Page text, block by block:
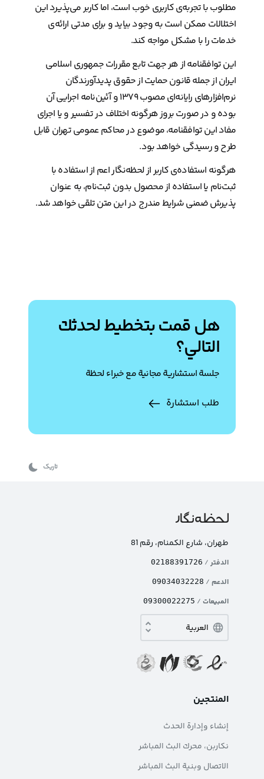
مطلوب با تجربه‌ی کاربری خوب است، اما کاربر می‌پذیرد این
اختلالات ممکن است به وجود بیاید و برای مدتی ارائه‌ی
خدمات را با مشکل مواجه کند.
این توافقنامه از هر جهت تابع مقررات جمهوری اسلامی
ایران از جمله قانون حمایت از حقوق پدیدآورندگان
نرم‌افزارهای رایانه‌ای مصوب ۱۳۷۹ و آئین‌نامه اجرایی آن
بوده و در صورت بروز هرگونه اختلاف در تفسیر و یا اجرای
مفاد این توافقنامه، موضوع در محاکم عمومی تهران قابل
طرح و رسیدگی خواهد بود.
هرگونه استفاده‌ی کاربر از لحظه‌نگار اعم از استفاده با
ثبت‌نام یا استفاده از محصول بدون ثبت‌نام، به عنوان
پذیرش ضمنی شرایط مندرج در این متن تلقی خواهد شد.
هل قمت بتخطيط لحدثك
التالي؟
جلسة استشارية مجانية مع خبراء لحظة
طلب استشارة
تاریک
طهران، شارع الکمنام، رقم 81
الدفتر /
02188391726
الدعم /
09034032228
المبيعات /
09300022275
المنتجين
إنشاء وإدارة الحدث
نکاربن، محرك البث المباشر
الاتصال وبنية البث المباشر